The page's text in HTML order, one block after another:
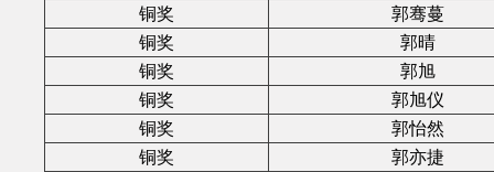
铜奖
郭骞蔓
铜奖
郭晴
铜奖
郭旭
铜奖
郭旭仪
铜奖
郭怡然
铜奖
郭亦捷